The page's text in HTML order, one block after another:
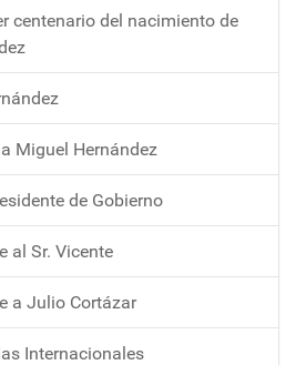
centenario del nacimiento de
Miguel Hernández
de Gobierno
al Sr. Vicente
a Julio Cortázar
Internacionales